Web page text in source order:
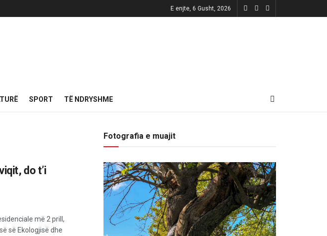
E enjte, 6 Gusht, 2026
SPORT TË NDRYSHME
do t’i
më 2 prill,
së Ekologjisë dhe
Fotografia e muajit